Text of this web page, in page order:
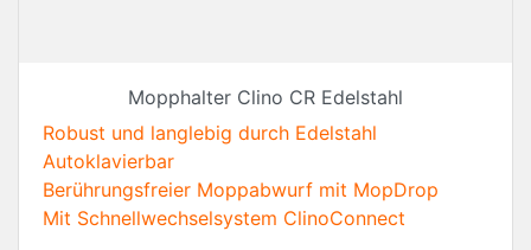
Mopphalter Clino CR Edelstahl
Robust und langlebig durch Edelstahl
Autoklavierbar
Berührungsfreier Moppabwurf mit MopDrop
Mit Schnellwechselsystem ClinoConnect